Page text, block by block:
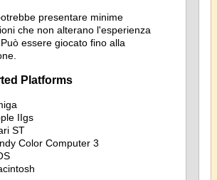
presentare minime
che non alterano l'esperienza
essere giocato fino alla
Platforms
IIgs
ST
Color Computer 3